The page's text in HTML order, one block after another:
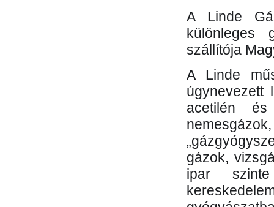
A Linde
különleges
szállítója
A Linde
úgynevezett
acetilén és
gázok,
ipar